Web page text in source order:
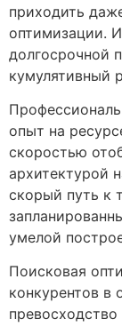
приходить
оптимизации.
долгосрочной
кумулятивный
опыт на
скоростью
архитектурой
скорый путь к
умелой
Поисковая
конкурентов в
превосходство